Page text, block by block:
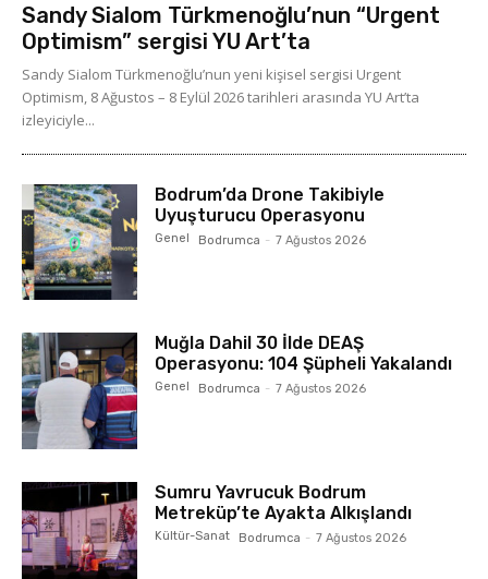
Sandy Sialom Türkmenoğlu’nun “Urgent
Optimism” sergisi YU Art’ta
Sandy Sialom Türkmenoğlu’nun yeni kişisel sergisi Urgent
Optimism, 8 Ağustos – 8 Eylül 2026 tarihleri arasında YU Art’ta
izleyiciyle...
Bodrum’da Drone Takibiyle
Uyuşturucu Operasyonu
Genel Bodrumca - 7 Ağustos 2026
Muğla Dahil 30 İlde DEAŞ
Operasyonu: 104 Şüpheli Yakalandı
Genel Bodrumca - 7 Ağustos 2026
Sumru Yavrucuk Bodrum
Metreküp’te Ayakta Alkışlandı
Kültür-Sanat Bodrumca - 7 Ağustos 2026